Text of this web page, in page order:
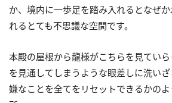
か、境内に一歩足を踏み入れるとなぜ
れるとても不思議な空間です。
本殿の屋根から龍様がこちらを見てい
を見通してしまうような眼差しに洗いざ
嫌なことを全てをリセットできるかの